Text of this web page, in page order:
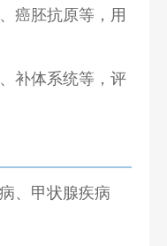
癌胚抗原等，用
补体系统等，评
、甲状腺疾病